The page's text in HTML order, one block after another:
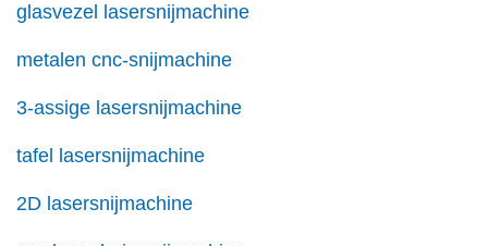
glasvezel lasersnijmachine
metalen cnc-snijmachine
3-assige lasersnijmachine
tafel lasersnijmachine
2D lasersnijmachine